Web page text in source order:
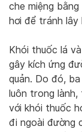
che miệng
hơi để tránh lây
Khói thuốc lá
gây kích ứng
quản. Do đó,
luôn trong
với khói thuốc
đi ngoài đường